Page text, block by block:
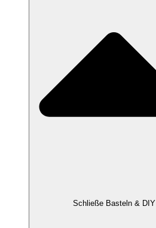
Schließe Basteln & DIY